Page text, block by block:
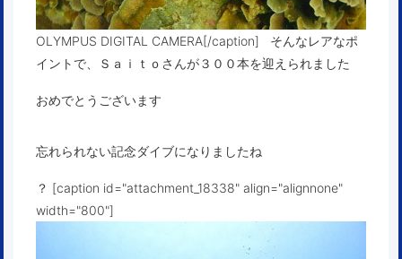
OLYMPUS DIGITAL CAMERA[/caption] そんなレアなポ
イントで、Ｓａｉｔｏさんが３００本を迎えられました
おめでとうございます
忘れられない記念ダイブになりましたね
？ [caption id="attachment_18338" align="alignnone"
width="800"]